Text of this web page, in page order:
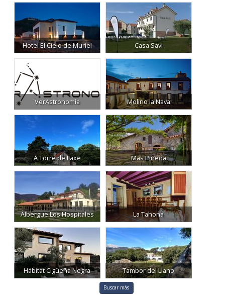
Hotel El Cielo de Muriel Casa Savi
VerAstronomía Molino la Nava
A Torre de Laxe Mas Pineda
Albergue Los Hospitales La Tahona
Hábitat Cigüeña Negra Tambor del Llano
Buscar más